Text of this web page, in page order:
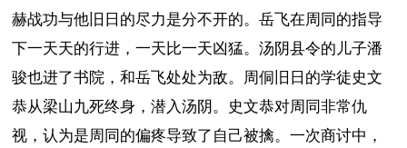
赫战功与他旧日的尽力是分不开的。岳飞在周同的指导
下一天天的行进，一天比一天凶猛。汤阴县令的儿子潘
骏也进了书院，和岳飞处处为敌。周侗旧日的学徒史文
恭从梁山九死终身，潜入汤阴。史文恭对周同非常仇
视，认为是周同的偏疼导致了自己被擒。一次商讨中，